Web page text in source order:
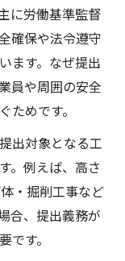
を使った作
例のポイント
る疑問と解
項目への対
成方法
の基本とは
に労働基準監督
確保や法令遵守
ます。なぜ提出
員や周囲の安全
ためです。
出対象となる工
。例えば、高さ
・掘削工事など
合、提出義務が
す。